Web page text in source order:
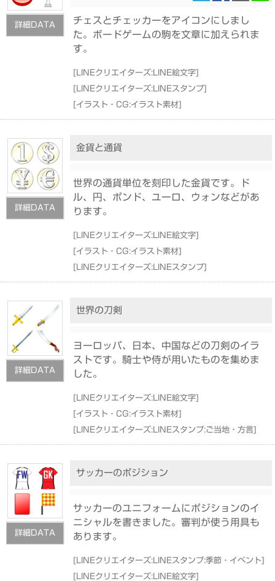
詳細DATA
チェスとチェッカーをアイコンにしまし
た。ボードゲームの駒を文章に加えられま
す。
[ LINEクリエイターズ:LINE絵文字]
[ LINEクリエイターズ:LINEスタンプ]
[イラスト・CG:イラスト素材]
詳細DATA
金貨と通貨
世界の通貨単位を刻印した金貨です。ド
ル、円、ポンド、ユーロ、ウォンなどがあ
ります。
[ LINEクリエイターズ:LINE絵文字]
[イラスト・CG:イラスト素材]
[ LINEクリエイターズ:LINEスタンプ]
詳細DATA
世界の刀剣
ヨーロッパ、日本、中国などの刀剣のイラ
ストです。騎士や侍が用いたものを集めま
した。
[ LINEクリエイターズ:LINE絵文字]
[イラスト・CG:イラスト素材]
[ LINEクリエイターズ:LINEスタンプ:ご当地・方言]
詳細DATA
サッカーのポジション
サッカーのユニフォームにポジションのイ
ニシャルを書きました。審判が使う用具も
あります。
[ LINEクリエイターズ:LINEスタンプ:季節・イベント]
[ LINEクリエイターズ:LINE絵文字]